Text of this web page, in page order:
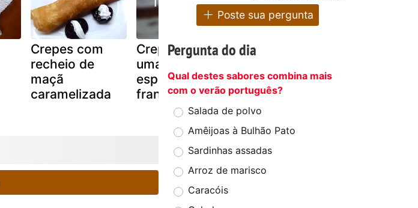
Crepes com
recheio de
maçã
caramelizada
Crepe suzette,
uma
especialidade
francesa
Como fazer
delicioso crepe
russo!
Poste sua pergunta
Pergunta do dia
Qual destes sabores combina mais
com o verão português?
Salada de polvo
Amêijoas à Bulhão Pato
Sardinhas assadas
Arroz de marisco
Caracóis